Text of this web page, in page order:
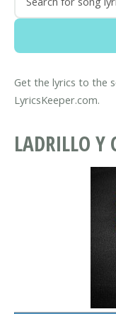
Get the lyrics to the
LyricsKeeper.com.
LADRILLO Y